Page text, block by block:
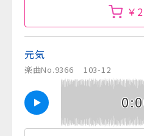
￥
元気
楽曲No.9366 103-12